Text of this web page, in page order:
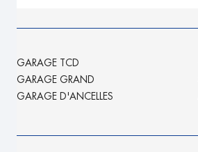
GARAGE TCD
GARAGE GRAND
GARAGE D'ANCELLES